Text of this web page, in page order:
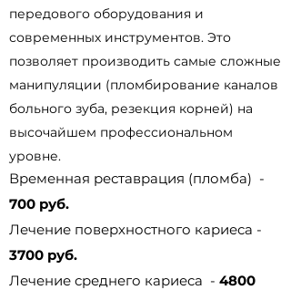
передового оборудования и
современных инструментов. Это
позволяет производить самые сложные
манипуляции (пломбирование каналов
больного зуба, резекция корней) на
высочайшем профессиональном
уровне.
Временная реставрация (пломба) -
700 руб.
Лечение поверхностного кариеса -
3700 руб.
Лечение среднего кариеса - 4800